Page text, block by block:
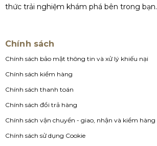
thức trải nghiệm khám phá bên trong bạn.
Chính sách
Chính sách bảo mật thông tin và xử lý khiếu nại
Chính sách kiểm hàng
Chính sách thanh toán
Chính sách đổi trả hàng
Chính sách vận chuyển - giao, nhận và kiểm hàng
Chính sách sử dụng Cookie